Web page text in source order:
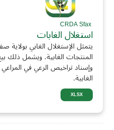
CRDA Sfax
استغلال الغابات
يتمثل الإستغلال الغابي
المنتجات الغابية. ويشمل ذلك
وإسناد تراخيص الرعي في
الغابية.
XLSX